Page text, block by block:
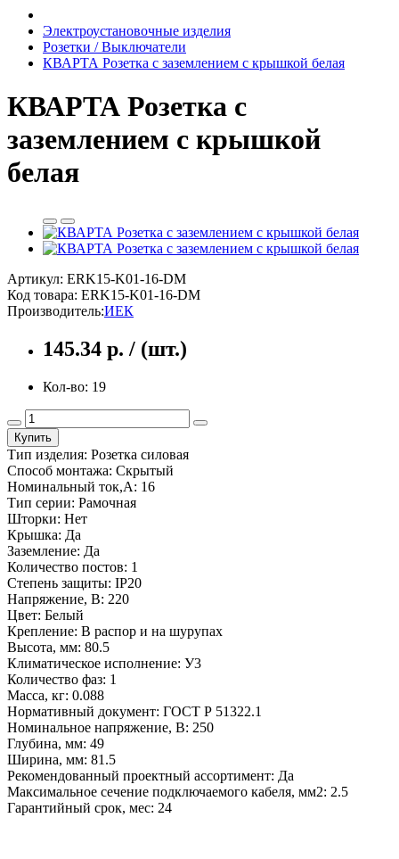
Электроустановочные изделия
Розетки / Выключатели
КВАРТА Розетка с заземлением с крышкой белая
КВАРТА Розетка с
заземлением с крышкой
белая
Артикул: ERK15-K01-16-DM
Код товара: ERK15-K01-16-DM
Производитель:ИЕК
145.34 р. / (шт.)
Кол-во: 19
Купить
Тип изделия: Розетка силовая
Способ монтажа: Скрытый
Номинальный ток,А: 16
Тип серии: Рамочная
Шторки: Нет
Крышка: Да
Заземление: Да
Количество постов: 1
Степень защиты: IP20
Напряжение, В: 220
Цвет: Белый
Крепление: В распор и на шурупах
Высота, мм: 80.5
Климатическое исполнение: У3
Количество фаз: 1
Масса, кг: 0.088
Нормативный документ: ГОСТ Р 51322.1
Номинальное напряжение, В: 250
Глубина, мм: 49
Ширина, мм: 81.5
Рекомендованный проектный ассортимент: Да
Максимальное сечение подключаемого кабеля, мм2: 2.5
Гарантийный срок, мес: 24